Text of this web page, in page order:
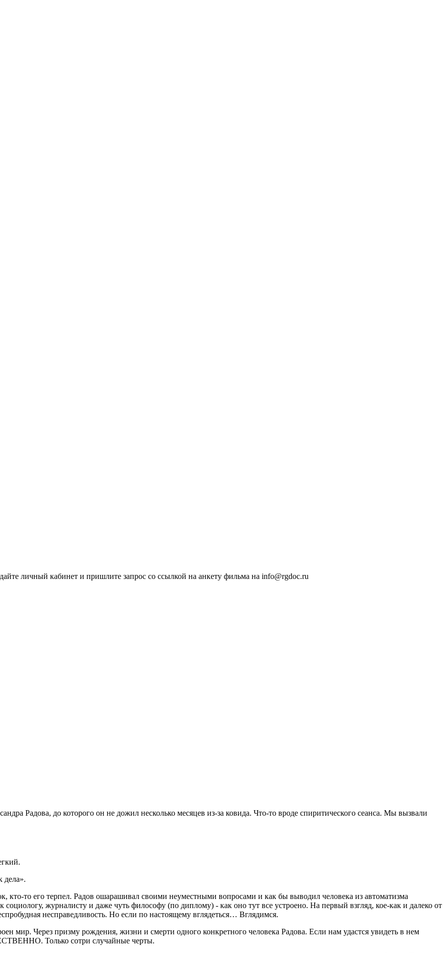
личный кабинет и пришлите запрос cо ссылкой на анкету фильма на info@rgdoc.ru
Радова, до которого он не дожил несколько месяцев из-за ковида. Что-то вроде спиритического сеанса. Мы вызвали
дела».
кто-то его терпел. Радов ошарашивал своими неуместными вопросами и как бы выводил человека из автоматизма
журналисту и даже чуть философу (по диплому) - как оно тут все устроено. На первый взгляд, кое-как и далеко от
несправедливость. Но если по настоящему вглядеться… Вглядимся.
мир. Через призму рождения, жизни и смерти одного конкретного человека Радова. Если нам удастся увидеть в нем
Только сотри случайные черты.